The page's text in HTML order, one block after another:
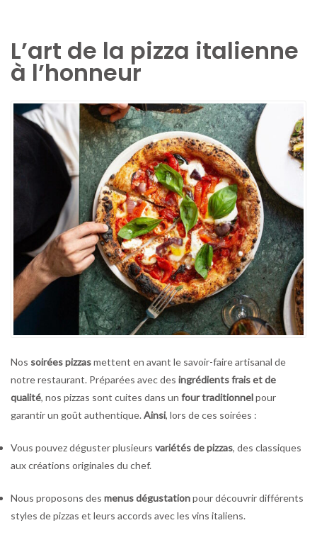
L’art de la pizza italienne
à l’honneur
Nos soirées pizzasmettent en avant le savoir-faire artisanal de
notre restaurant. Préparées avec desingrédients frais et de
qualité, nos pizzas sont cuites dans unfour traditionnelpour
garantir un goût authentique.Ainsi, lors de ces soirées :
Vous pouvez déguster plusieursvariétés de pizzas, des classiques
aux créations originales du chef.
Nous proposons desmenus dégustationpour découvrir différents
styles de pizzas et leurs accords avec les vins italiens.